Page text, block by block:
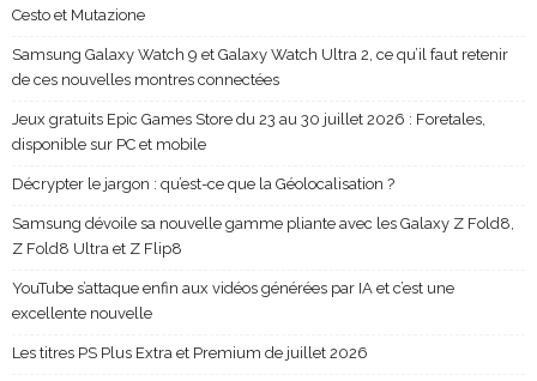
Cesto et Mutazione
Samsung Galaxy Watch 9 et Galaxy Watch Ultra 2, ce qu’il faut retenir
de ces nouvelles montres connectées
Jeux gratuits Epic Games Store du 23 au 30 juillet 2026 : Foretales,
disponible sur PC et mobile
Décrypter le jargon : qu’est-ce que la Géolocalisation ?
Samsung dévoile sa nouvelle gamme pliante avec les Galaxy Z Fold8,
Z Fold8 Ultra et Z Flip8
YouTube s’attaque enfin aux vidéos générées par IA et c’est une
excellente nouvelle
Les titres PS Plus Extra et Premium de juillet 2026